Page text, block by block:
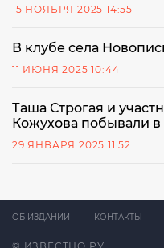
15 НОЯБРЯ 2025 14:55
В клубе села
11 ИЮНЯ 2025 10:44
Таша Строгая и
Кожухова побывали
29 ЯНВАРЯ 2025 11:52
ОБ ИЗДАНИИ КОНТАКТЫ